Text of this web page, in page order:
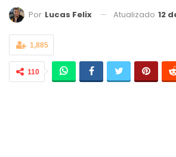
Por Lucas Felix Atualizado 12
1,885
110